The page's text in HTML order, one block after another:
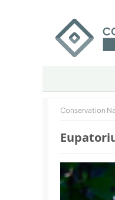
Conservation